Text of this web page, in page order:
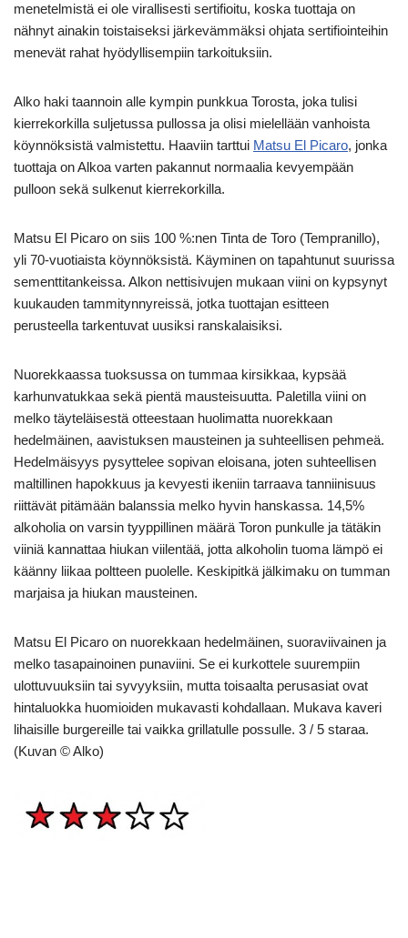
menetelmistä ei ole virallisesti sertifioitu, koska tuottaja on
nähnyt ainakin toistaiseksi järkevämmäksi ohjata sertifiointeihin
menevät rahat hyödyllisempiin tarkoituksiin.
Alko haki taannoin alle kympin punkkua Torosta, joka tulisi
kierrekorkilla suljetussa pullossa ja olisi mielellään vanhoista
köynnöksistä valmistettu. Haaviin tarttui Matsu El Picaro, jonka
tuottaja on Alkoa varten pakannut normaalia kevyempään
pulloon sekä sulkenut kierrekorkilla.
Matsu El Picaro on siis 100 %:nen Tinta de Toro (Tempranillo),
yli 70-vuotiaista köynnöksistä. Käyminen on tapahtunut suurissa
sementtitankeissa. Alkon nettisivujen mukaan viini on kypsynyt
kuukauden tammitynnyreissä, jotka tuottajan esitteen
perusteella tarkentuvat uusiksi ranskalaisiksi.
Nuorekkaassa tuoksussa on tummaa kirsikkaa, kypsää
karhunvatukkaa sekä pientä mausteisuutta. Paletilla viini on
melko täyteläisestä otteestaan huolimatta nuorekkaan
hedelmäinen, aavistuksen mausteinen ja suhteellisen pehmeä.
Hedelmäisyys pysyttelee sopivan eloisana, joten suhteellisen
maltillinen hapokkuus ja kevyesti ikeniin tarraava tanniinisuus
riittävät pitämään balanssia melko hyvin hanskassa. 14,5%
alkoholia on varsin tyyppillinen määrä Toron punkulle ja tätäkin
viiniä kannattaa hiukan viilentää, jotta alkoholin tuoma lämpö ei
käänny liikaa poltteen puolelle. Keskipitkä jälkimaku on tumman
marjaisa ja hiukan mausteinen.
Matsu El Picaro on nuorekkaan hedelmäinen, suoraviivainen ja
melko tasapainoinen punaviini. Se ei kurkottele suurempiin
ulottuvuuksiin tai syvyyksiin, mutta toisaalta perusasiat ovat
hintaluokka huomioiden mukavasti kohdallaan. Mukava kaveri
lihaisille burgereille tai vaikka grillatulle possulle. 3 / 5 staraa.
(Kuvan © Alko)